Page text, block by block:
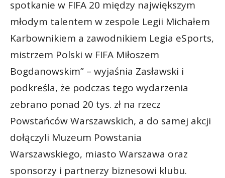
spotkanie w FIFA 20 między największym
młodym talentem w zespole Legii Michałem
Karbownikiem a zawodnikiem Legia eSports,
mistrzem Polski w FIFA Miłoszem
Bogdanowskim” – wyjaśnia Zasławski i
podkreśla, że podczas tego wydarzenia
zebrano ponad 20 tys. zł na rzecz
Powstańców Warszawskich, a do samej akcji
dołączyli Muzeum Powstania
Warszawskiego, miasto Warszawa oraz
sponsorzy i partnerzy biznesowi klubu.